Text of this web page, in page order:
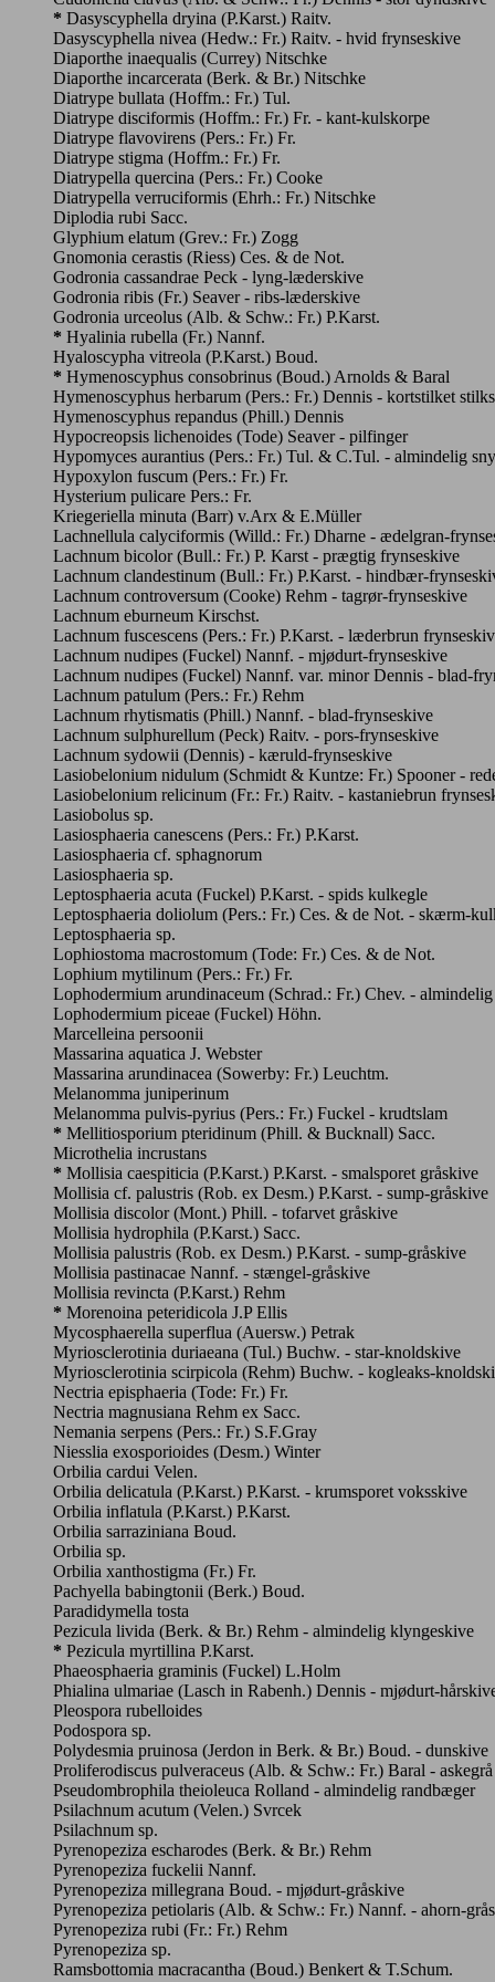
* Dasyscyphella dryina (P.Karst.) Raitv.
Dasyscyphella nivea (Hedw.: Fr.) Raitv. - hvid frynseskive
Diaporthe inaequalis (Currey) Nitschke
Diaporthe incarcerata (Berk. & Br.) Nitschke
Diatrype bullata (Hoffm.: Fr.) Tul.
Diatrype disciformis (Hoffm.: Fr.) Fr. - kant-kulskorpe
Diatrype flavovirens (Pers.: Fr.) Fr.
Diatrype stigma (Hoffm.: Fr.) Fr.
Diatrypella quercina (Pers.: Fr.) Cooke
Diatrypella verruciformis (Ehrh.: Fr.) Nitschke
Diplodia rubi Sacc.
Glyphium elatum (Grev.: Fr.) Zogg
Gnomonia cerastis (Riess) Ces. & de Not.
Godronia cassandrae Peck - lyng-læderskive
Godronia ribis (Fr.) Seaver - ribs-læderskive
Godronia urceolus (Alb. & Schw.: Fr.) P.Karst.
* Hyalinia rubella (Fr.) Nannf.
Hyaloscypha vitreola (P.Karst.) Boud.
* Hymenoscyphus consobrinus (Boud.) Arnolds & Baral
Hymenoscyphus herbarum (Pers.: Fr.) Dennis - kortstilket
Hymenoscyphus repandus (Phill.) Dennis
Hypocreopsis lichenoides (Tode) Seaver - pilfinger
Hypomyces aurantius (Pers.: Fr.) Tul. & C.Tul. - almindelig
Hypoxylon fuscum (Pers.: Fr.) Fr.
Hysterium pulicare Pers.: Fr.
Kriegeriella minuta (Barr) v.Arx & E.Müller
Lachnellula calyciformis (Willd.: Fr.) Dharne - ædelgran-
Lachnum bicolor (Bull.: Fr.) P. Karst - prægtig frynseskive
Lachnum clandestinum (Bull.: Fr.) P.Karst. - hindbær-
Lachnum controversum (Cooke) Rehm - tagrør-frynseskive
Lachnum eburneum Kirschst.
Lachnum fuscescens (Pers.: Fr.) P.Karst. - læderbrun
Lachnum nudipes (Fuckel) Nannf. - mjødurt-frynseskive
Lachnum nudipes (Fuckel) Nannf. var. minor Dennis - blad-
Lachnum patulum (Pers.: Fr.) Rehm
Lachnum rhytismatis (Phill.) Nannf. - blad-frynseskive
Lachnum sulphurellum (Peck) Raitv. - pors-frynseskive
Lachnum sydowii (Dennis) - kæruld-frynseskive
Lasiobelonium nidulum (Schmidt & Kuntze: Fr.) Spooner -
Lasiobelonium relicinum (Fr.: Fr.) Raitv. - kastaniebrun
Lasiobolus sp.
Lasiosphaeria canescens (Pers.: Fr.) P.Karst.
Lasiosphaeria cf. sphagnorum
Lasiosphaeria sp.
Leptosphaeria acuta (Fuckel) P.Karst. - spids kulkegle
Leptosphaeria doliolum (Pers.: Fr.) Ces. & de Not. - skærm-
Leptosphaeria sp.
Lophiostoma macrostomum (Tode: Fr.) Ces. & de Not.
Lophium mytilinum (Pers.: Fr.) Fr.
Lophodermium arundinaceum (Schrad.: Fr.) Chev. -
Lophodermium piceae (Fuckel) Höhn.
Marcelleina persoonii
Massarina aquatica J. Webster
Massarina arundinacea (Sowerby: Fr.) Leuchtm.
Melanomma juniperinum
Melanomma pulvis-pyrius (Pers.: Fr.) Fuckel - krudtslam
* Mellitiosporium pteridinum (Phill. & Bucknall) Sacc.
Microthelia incrustans
* Mollisia caespiticia (P.Karst.) P.Karst. - smalsporet gråskive
Mollisia cf. palustris (Rob. ex Desm.) P.Karst. - sump-gråskive
Mollisia discolor (Mont.) Phill. - tofarvet gråskive
Mollisia hydrophila (P.Karst.) Sacc.
Mollisia palustris (Rob. ex Desm.) P.Karst. - sump-gråskive
Mollisia pastinacae Nannf. - stængel-gråskive
Mollisia revincta (P.Karst.) Rehm
* Morenoina peteridicola J.P Ellis
Mycosphaerella superflua (Auersw.) Petrak
Myriosclerotinia duriaeana (Tul.) Buchw. - star-knoldskive
Myriosclerotinia scirpicola (Rehm) Buchw. - kogleaks-
Nectria episphaeria (Tode: Fr.) Fr.
Nectria magnusiana Rehm ex Sacc.
Nemania serpens (Pers.: Fr.) S.F.Gray
Niesslia exosporioides (Desm.) Winter
Orbilia cardui Velen.
Orbilia delicatula (P.Karst.) P.Karst. - krumsporet voksskive
Orbilia inflatula (P.Karst.) P.Karst.
Orbilia sarraziniana Boud.
Orbilia sp.
Orbilia xanthostigma (Fr.) Fr.
Pachyella babingtonii (Berk.) Boud.
Paradidymella tosta
Pezicula livida (Berk. & Br.) Rehm - almindelig klyngeskive
* Pezicula myrtillina P.Karst.
Phaeosphaeria graminis (Fuckel) L.Holm
Phialina ulmariae (Lasch in Rabenh.) Dennis - mjødurt-
Pleospora rubelloides
Podospora sp.
Polydesmia pruinosa (Jerdon in Berk. & Br.) Boud. - dunskive
Proliferodiscus pulveraceus (Alb. & Schw.: Fr.) Baral -
Pseudombrophila theioleuca Rolland - almindelig randbæger
Psilachnum acutum (Velen.) Svrcek
Psilachnum sp.
Pyrenopeziza escharodes (Berk. & Br.) Rehm
Pyrenopeziza fuckelii Nannf.
Pyrenopeziza millegrana Boud. - mjødurt-gråskive
Pyrenopeziza petiolaris (Alb. & Schw.: Fr.) Nannf. - ahorn-
Pyrenopeziza rubi (Fr.: Fr.) Rehm
Pyrenopeziza sp.
Ramsbottomia macracantha (Boud.) Benkert & T.Schum.